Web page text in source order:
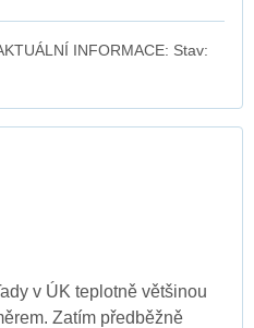
INFORMACE: Stav:
v ÚK teplotně většinou
Zatím předběžně